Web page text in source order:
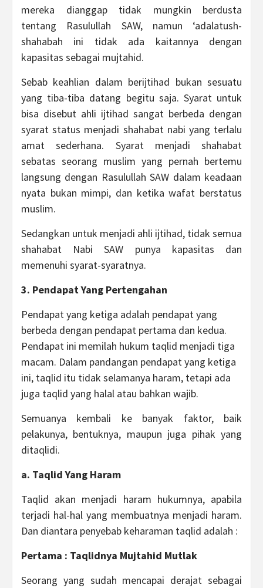
mereka dianggap tidak mungkin berdusta
tentang Rasulullah SAW, namun ‘adalatush-
shahabah ini tidak ada kaitannya dengan
kapasitas sebagai mujtahid.
Sebab keahlian dalam berijtihad bukan sesuatu
yang tiba-tiba datang begitu saja. Syarat untuk
bisa disebut ahli ijtihad sangat berbeda dengan
syarat status menjadi shahabat nabi yang terlalu
amat sederhana. Syarat menjadi shahabat
sebatas seorang muslim yang pernah bertemu
langsung dengan Rasulullah SAW dalam keadaan
nyata bukan mimpi, dan ketika wafat berstatus
muslim.
Sedangkan untuk menjadi ahli ijtihad, tidak semua
shahabat Nabi SAW punya kapasitas dan
memenuhi syarat-syaratnya.
3. Pendapat Yang Pertengahan
Pendapat yang ketiga adalah pendapat yang
berbeda dengan pendapat pertama dan kedua.
Pendapat ini memilah hukum taqlid menjadi tiga
macam. Dalam pandangan pendapat yang ketiga
ini, taqlid itu tidak selamanya haram, tetapi ada
juga taqlid yang halal atau bahkan wajib.
Semuanya kembali ke banyak faktor, baik
pelakunya, bentuknya, maupun juga pihak yang
ditaqlidi.
a. Taqlid Yang Haram
Taqlid akan menjadi haram hukumnya, apabila
terjadi hal-hal yang membuatnya menjadi haram.
Dan diantara penyebab keharaman taqlid adalah :
Pertama : Taqlidnya Mujtahid Mutlak
Seorang yang sudah mencapai derajat sebagai